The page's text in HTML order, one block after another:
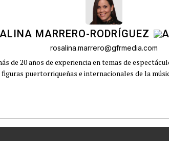
MARRERO-RODRÍGUEZ
rosalina.marrero@gfrmedia.com
de 20 años de experiencia en temas de
puertorriqueñas e internacionales de la